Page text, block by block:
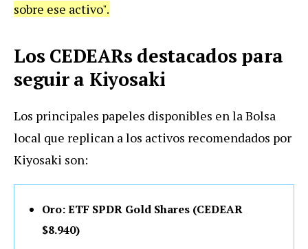
sobre ese activo".
Los CEDEARs destacados para
seguir a Kiyosaki
Los principales papeles disponibles en la Bolsa
local que replican a los activos recomendados por
Kiyosaki son:
Oro: ETF SPDR Gold Shares (CEDEAR
$8.940)